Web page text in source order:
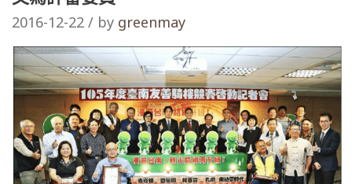
2016-12-22 / by greenmay